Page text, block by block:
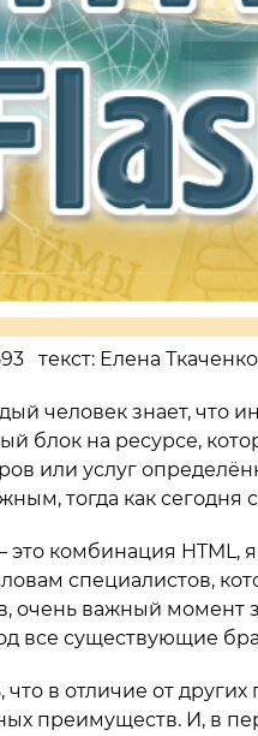
текст: Елена
человек знает, что
блок на ресурсе,
или услуг
тогда как
это комбинация HTML,
специалистов,
очень важный момент
все существующие
что в отличие от
преимуществ. И, в